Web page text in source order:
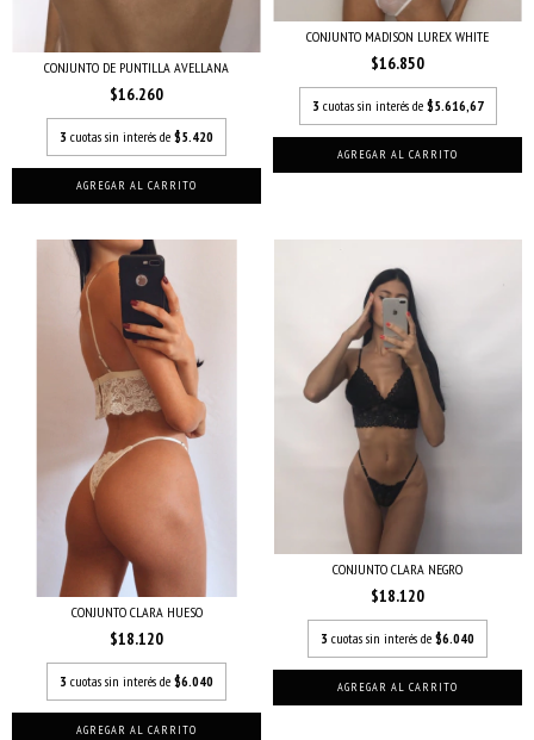
CONJUNTO DE PUNTILLA AVELLANA
$16.260
3 cuotas sin interés de $5.420
AGREGAR AL CARRITO
CONJUNTO MADISON LUREX WHITE
$16.850
3 cuotas sin interés de $5.616,67
AGREGAR AL CARRITO
CONJUNTO CLARA HUESO
$18.120
3 cuotas sin interés de $6.040
AGREGAR AL CARRITO
CONJUNTO CLARA NEGRO
$18.120
3 cuotas sin interés de $6.040
AGREGAR AL CARRITO